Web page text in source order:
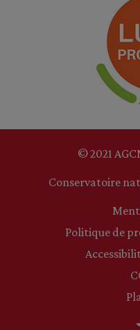
© 2021
Conservatoire
Politique de